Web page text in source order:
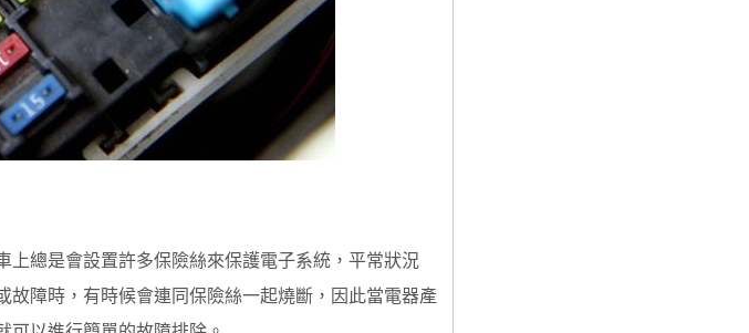
總是會設置許多保險絲來保護電子系統，平常狀況
障時，有時候會連同保險絲一起燒斷，因此當電器產